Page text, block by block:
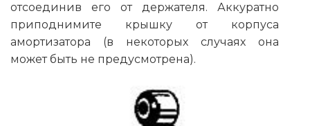
отсоединив его от держателя. Аккуратно
приподнимите крышку от корпуса
амортизатора (в некоторых случаях она
может быть не предусмотрена).